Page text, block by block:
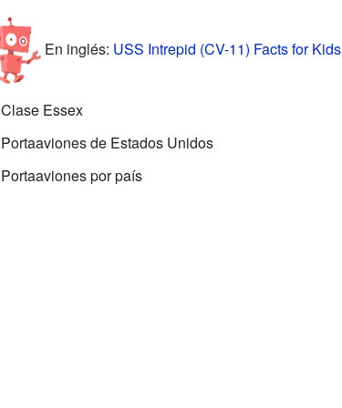
En inglés: USS Intrepid (CV-11) Facts for Kids
Clase Essex
Portaaviones de Estados Unidos
Portaaviones por país